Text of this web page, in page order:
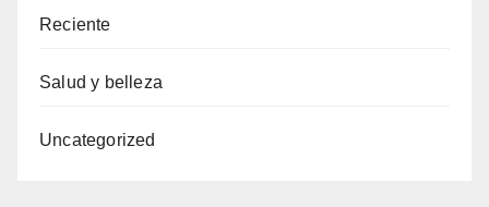
Reciente
Salud y belleza
Uncategorized